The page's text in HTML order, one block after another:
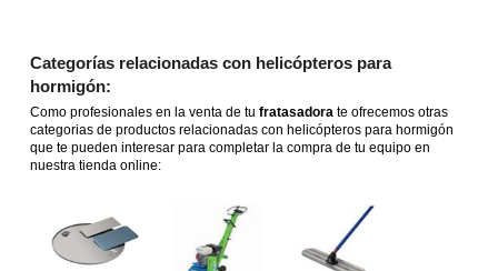
Categorías relacionadas con helicópteros para
hormigón:
Como profesionales en la venta de tufratasadorate ofrecemos otras
categorias de productos relacionadas con helicópteros para hormigón
que te pueden interesar para completar la compra de tu equipo en
nuestra tienda online: